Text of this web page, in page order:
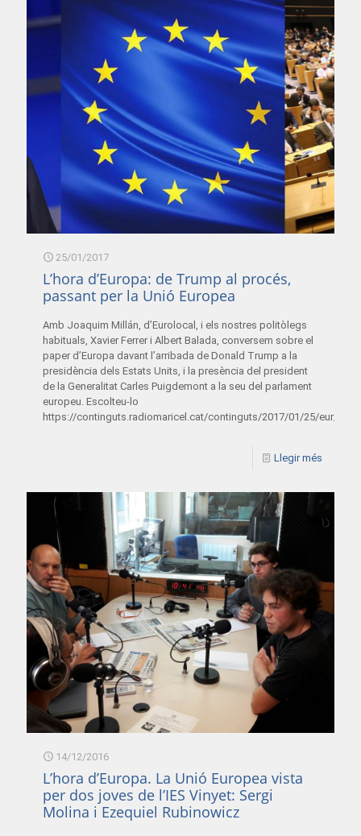
25/01/2017
L’hora d’Europa: de Trump al procés,
passant per la Unió Europea
Amb Joaquim Millán, d’Eurolocal, i els nostres politòlegs
habituals, Xavier Ferrer i Albert Balada, conversem sobre el
paper d’Europa davant l’arribada de Donald Trump a la
presidència dels Estats Units, i la presència del president
de la Generalitat Carles Puigdemont a la seu del parlament
europeu. Escolteu-lo
https://continguts.radiomaricel.cat/continguts/2017/01/25/
Llegir més
14/12/2016
L’hora d’Europa. La Unió Europea vista
per dos joves de l’IES Vinyet: Sergi
Molina i Ezequiel Rubinowicz